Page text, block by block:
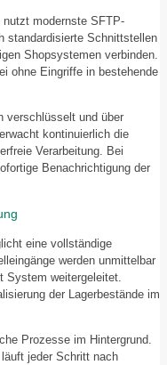
modernste SFTP-
standardisierte Schnittstellen
Shopsystemen verbinden.
ohne Eingriffe in bestehende
verschlüsselt und über
kontinuierlich die
Verarbeitung. Bei
Benachrichtigung der
eine vollständige
werden unmittelbar
System weitergeleitet.
der Lagerbestände im
Prozesse im Hintergrund.
jeder Schritt nach